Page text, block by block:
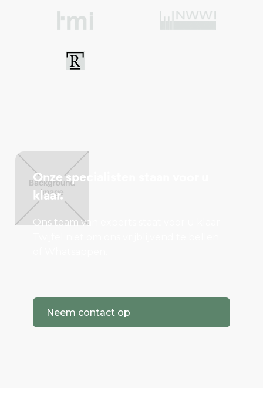
Onze specialisten staan voor u
klaar.
Ons team van experts staat voor u klaar.
Neem contact op